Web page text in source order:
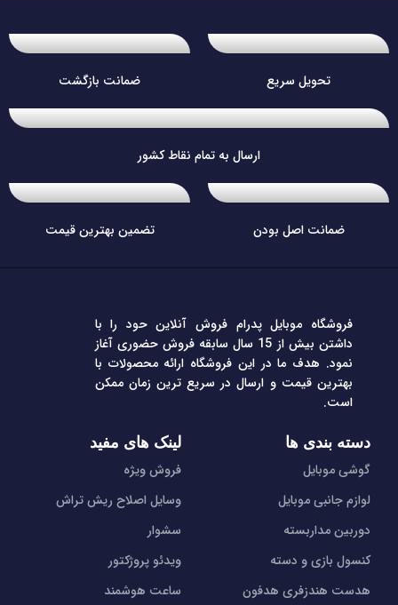
تحویل سریع ضمانت بازگشت
ارسال به تمام نقاط کشور
ضمانت اصل بودن تضمین بهترین قیمت
فروشگاه موبایل پدرام فروش آنلاین حود را با
داشتن بیش از 15 سال سابقه فروش حضوری آغاز
نمود. هدف ما در این فروشگاه ارائه محصولات با
بهترین قیمت و ارسال در سریع ترین زمان ممکن
است.
دسته بندی ها
گوشی موبایل
لوازم جانبی موبایل
دوربین مداربسته
کنسول بازی و دسته
هدست هندزفری هدفون
لینک های مفید
فروش ویژه
وسایل اصلاح ریش تراش
سشوار
ویدئو پروژکتور
ساعت هوشمند